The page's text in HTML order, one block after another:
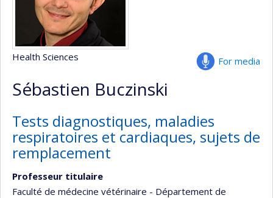
For media
Health Sciences
Sébastien Buczinski
Tests diagnostiques, maladies
respiratoires et cardiaques, sujets de
remplacement
Professeur titulaire
Faculté de médecine vétérinaire - Département de